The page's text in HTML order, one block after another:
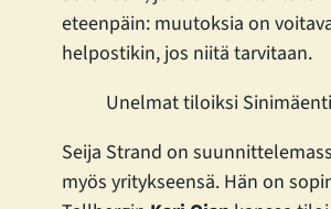
eteenpäin: muutoksia on
helpostikin, jos niitä tarvitaan.
Unelmat tiloiksi
Seija Strand on
myös yritykseensä. Hän on